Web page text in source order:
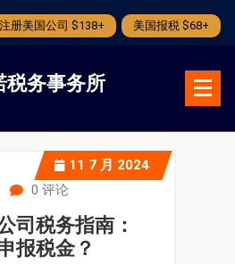
注册美国公司 $138+ 美国报税 $68+
税务事务所
11 7 月 2024
0 评论
司税务指南：
报税金？